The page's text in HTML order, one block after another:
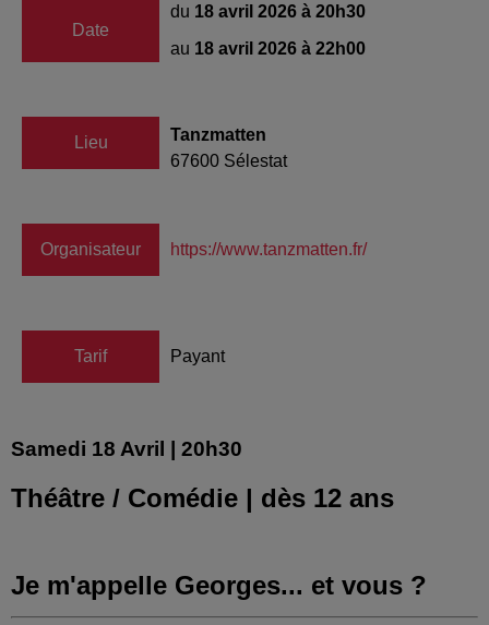
Date
du 18 avril 2026 à 20h30
au 18 avril 2026 à 22h00
Lieu
Tanzmatten
67600 Sélestat
Organisateur https://www.tanzmatten.fr/
Tarif Payant
Samedi 18 Avril | 20h30
Théâtre / Comédie | dès 12 ans
Je m'appelle Georges... et vous ?